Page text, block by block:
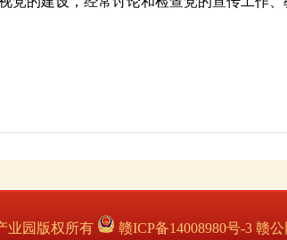
业园版权所有 赣ICP备14008980号-3 赣